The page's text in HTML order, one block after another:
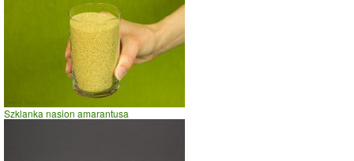
0
spacer
prasowanie
prowadzenie samochodu
Łyżeczka otrębów z konopi
Szklanka nasion amarantusa